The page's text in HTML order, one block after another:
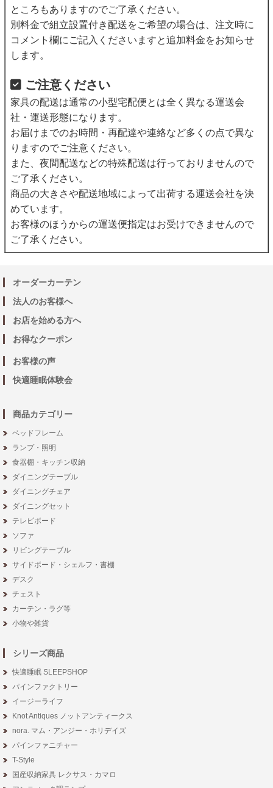
ところもありますのでご了承ください。
別料金で組立設置付き配送をご希望の場合は、注文時に
コメント欄にご記入くださいますと追加料金をお知らせ
します。
ご注意ください
家具の配送は通常の小型宅配便とは全く異なる運送会
社・運送形態になります。
お届けまでのお時間・再配達や連絡など多くの点で異な
りますのでご注意ください。
また、夜間配送などの特殊配送は行っておりませんので
ご了承ください。
商品の大きさや配送地域によって出荷する運送会社を決
めています。
お客様のほうからの運送便指定はお受けできませんので
ご了承ください。
オーダーカーテン
法人のお客様へ
お店を始める方へ
お得なクーポン
お客様の声
快適睡眠体験会
商品カテゴリー
ベッドフレーム
ランプ・照明
食器棚・キッチン収納
ダイニングテーブル
ダイニングチェア
ダイニングセット
テレビボード
ソファ
リビングテーブル
サイドボード・シェルフ・書棚
デスク
チェスト
カーテン・ラグ等
小物や雑貨
シリーズ商品
快適睡眠 SLEEPSHOP
パインファクトリー
イージーライフ
Knot Antiques ノットアンティークス
nora. マム・アンジー・ホリデイズ
パインファニチャー
T-Style
国産収納家具 レクサス・カマロ